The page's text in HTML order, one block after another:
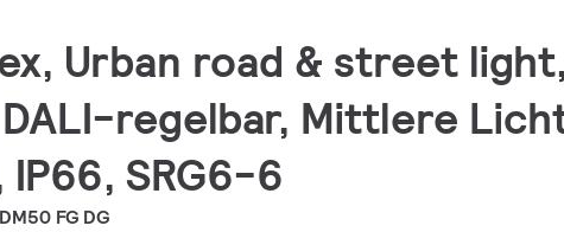
Urban road & street
DALI-regelbar, Mittlere
SRG6-6
FG DG